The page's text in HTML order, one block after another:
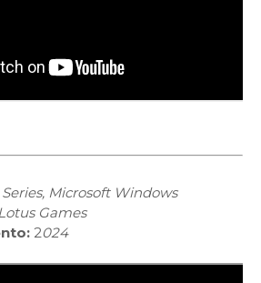
Microsoft Windows
Games
2024